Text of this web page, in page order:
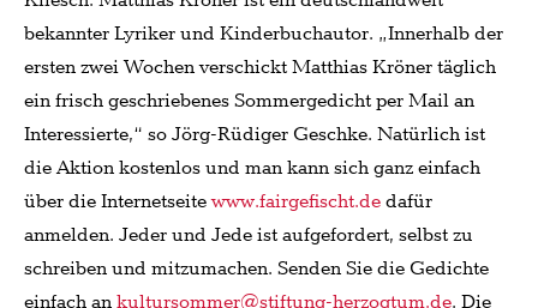
bekannter Lyriker und Kinderbuchautor. „Innerhalb der
ersten zwei Wochen verschickt Matthias Kröner täglich
ein frisch geschriebenes Sommergedicht per Mail an
Interessierte,“ so Jörg-Rüdiger Geschke. Natürlich ist
die Aktion kostenlos und man kann sich ganz einfach
über die Internetseitewww.fairgefischt.dedafür
anmelden. Jeder und Jede ist aufgefordert, selbst zu
schreiben und mitzumachen. Senden Sie die Gedichte
einfach ankultursommer@stiftung-herzogtum.de. Die